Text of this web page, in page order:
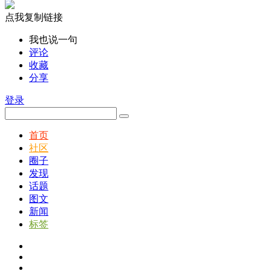
点我复制链接
我也说一句
评论
收藏
分享
登录
首页
社区
圈子
发现
话题
图文
新闻
标签